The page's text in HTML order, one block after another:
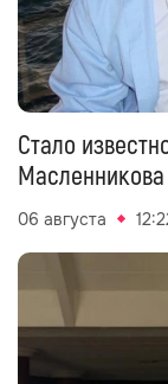
Стало
06 августа